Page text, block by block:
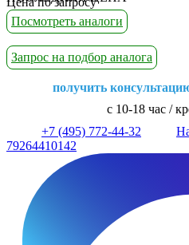
Посмотреть аналоги
Запрос на подбор аналога
получить
с 10-18 час /
+7 (495) 772-44-32
79264410142